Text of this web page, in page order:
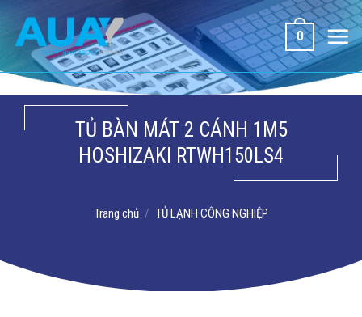
dung
0
TỦ BÀN MÁT 2 CÁNH 1M5
HOSHIZAKI RTWH150LS4
Trang chủ / TỦ LẠNH CÔNG NGHIỆP